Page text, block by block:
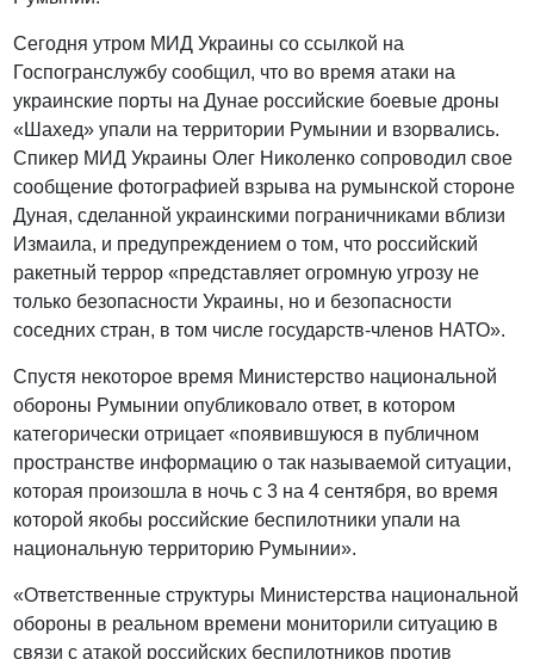
Сегодня утром МИД Украины со ссылкой на
Госпогранслужбу сообщил, что во время атаки на
украинские порты на Дунае российские боевые дроны
«Шахед» упали на территории Румынии и взорвались.
Спикер МИД Украины Олег Николенко сопроводил свое
сообщение фотографией взрыва на румынской стороне
Дуная, сделанной украинскими пограничниками вблизи
Измаила, и предупреждением о том, что российский
ракетный террор «представляет огромную угрозу не
только безопасности Украины, но и безопасности
соседних стран, в том числе государств-членов НАТО».
Спустя некоторое время Министерство национальной
обороны Румынии опубликовало ответ, в котором
категорически отрицает «появившуюся в публичном
пространстве информацию о так называемой ситуации,
которая произошла в ночь с 3 на 4 сентября, во время
которой якобы российские беспилотники упали на
национальную территорию Румынии».
«Ответственные структуры Министерства национальной
обороны в реальном времени мониторили ситуацию в
связи с атакой российских беспилотников против